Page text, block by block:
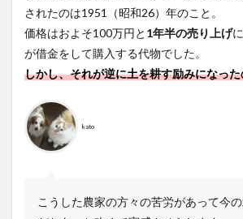
されたのは1951（昭和26）年のこと。
価格はおよそ100万円と 1年半の売り上げ
が借金をして購入する代物でした。
しかし、それが逆に土を耕す励みになっ
kato
こうした農家の方々の苦労があって今